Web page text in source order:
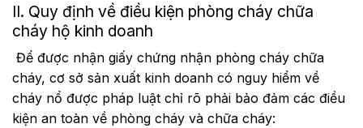
II. Quy định về điều kiện phòng cháy chữa
cháy hộ kinh doanh
Để được nhận giấy chứng nhận phòng cháy chữa
cháy, cơ sở sản xuất kinh doanh có nguy hiểm về
cháy nổ được pháp luật chỉ rõ phải bảo đảm các điều
kiện an toàn về phòng cháy và chữa cháy: